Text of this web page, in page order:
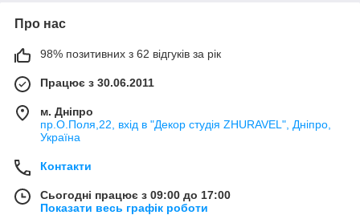
Про нас
98% позитивних з 62 відгуків за рік
Працює з 30.06.2011
м. Дніпро
пр.О.Поля,22, вхід в "Декор студія ZHURAVEL", Дніпро,
Україна
Контакти
Сьогодні працює з 09:00 до 17:00
Показати весь графік роботи